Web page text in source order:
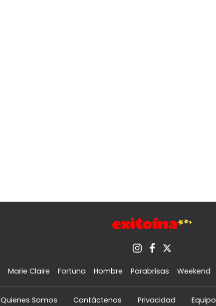
Marie Claire Fortuna Hombre Parabrisas Weekend
Quienes Somos Contáctenos Privacidad Equipo